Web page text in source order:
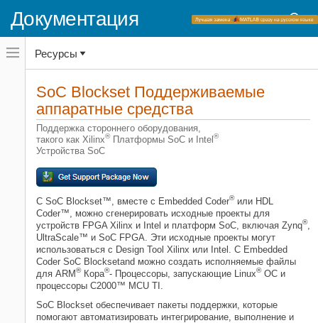
Документация
Переключатель
навигационного
меню
переключатель
навигационного
SoC Blockset
Категория
Начало работы с SoC Blockset
Программное обеспечение
процессора
Программируемая логика
Память
Периферия
SoC Blockset Поддерживаемые
аппаратные средства
Ресурсы
SoC Blockset Поддерживаемые
аппаратные средства
Поддержка стороннего оборудования,
такого как Xilinx®Платформы SoC и Intel ®
Устройства SoC
С SoC Blockset™, вместе с Embedded Coder®или HDL
Coder™, можно сгенерировать исходные проекты для
устройств FPGA Xilinx и Intel и платформ SoC, включая Zynq®,
UltraScale™ и SoC FPGA. Эти исходные проекты могут
использоваться с Design Tool Xilinx или Intel. С Embedded
Coder SoC Blocksetand можно создать исполняемые файлы
для ARM®Кора®- Процессоры, запускающие Linux®ОС и
процессоры C2000™ MCU TI.
SoC Blockset обеспечивает пакеты поддержки, которые
помогают автоматизировать интегрирование, выполнение и